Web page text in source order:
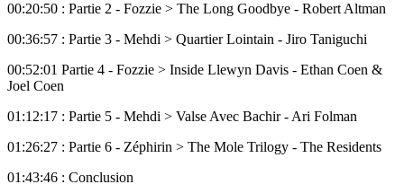
00:20:50 : Partie 2 - Fozzie > The Long Goodbye - Robert Altman
00:36:57 : Partie 3 - Mehdi > Quartier Lointain - Jiro Taniguchi
00:52:01 Partie 4 - Fozzie > Inside Llewyn Davis - Ethan Coen &
Joel Coen
01:12:17 : Partie 5 - Mehdi > Valse Avec Bachir - Ari Folman
01:26:27 : Partie 6 - Zéphirin > The Mole Trilogy - The Residents
01:43:46 : Conclusion